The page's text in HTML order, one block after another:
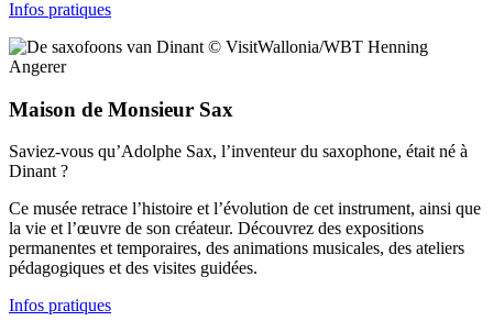
Infos pratiques
© VisitWallonia/WBT Henning
Angerer
Maison de Monsieur Sax
Saviez-vous qu’Adolphe Sax, l’inventeur du saxophone, était né à
Dinant ?
Ce musée retrace l’histoire et l’évolution de cet instrument, ainsi que
la vie et l’œuvre de son créateur. Découvrez des expositions
permanentes et temporaires, des animations musicales, des ateliers
pédagogiques et des visites guidées.
Infos pratiques